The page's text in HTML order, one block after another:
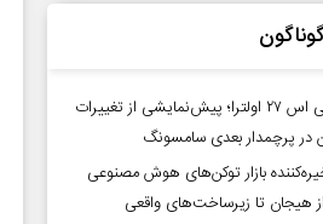
گلکسی اس ۲۷ اولترا؛ پیش‌نمایشی از تغییرات
در پرچمدار بعدی سامسونگ
بازار توکن‌های هوش مصنوعی